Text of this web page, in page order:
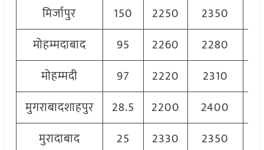
मिर्जापुर
150 2250 2350
मोहम्मदाबाद
95 2260 2280
मोहम्मदी
97 2220 2310
मुगराबादशाहपुर
28.5 2200 2400
मुरादाबाद
25 2330 2350